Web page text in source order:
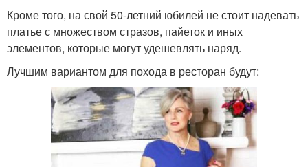
Кроме того, на свой 50-летний юбилей не стоит надевать
платье с множеством стразов, пайеток и иных
элементов, которые могут удешевлять наряд.
Лучшим вариантом для похода в ресторан будут: